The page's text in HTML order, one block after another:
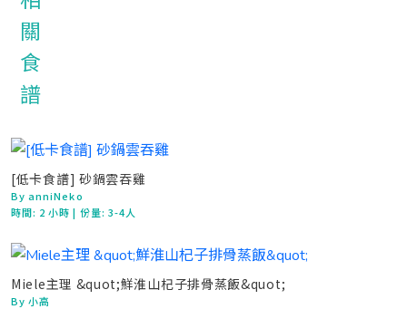
[低卡食譜] 砂鍋雲吞雞
By anniNeko
時間: 2 小時| 份量: 3-4人
Miele主理 &quot;鮮淮山杞子排骨蒸飯&quot;
By 小高